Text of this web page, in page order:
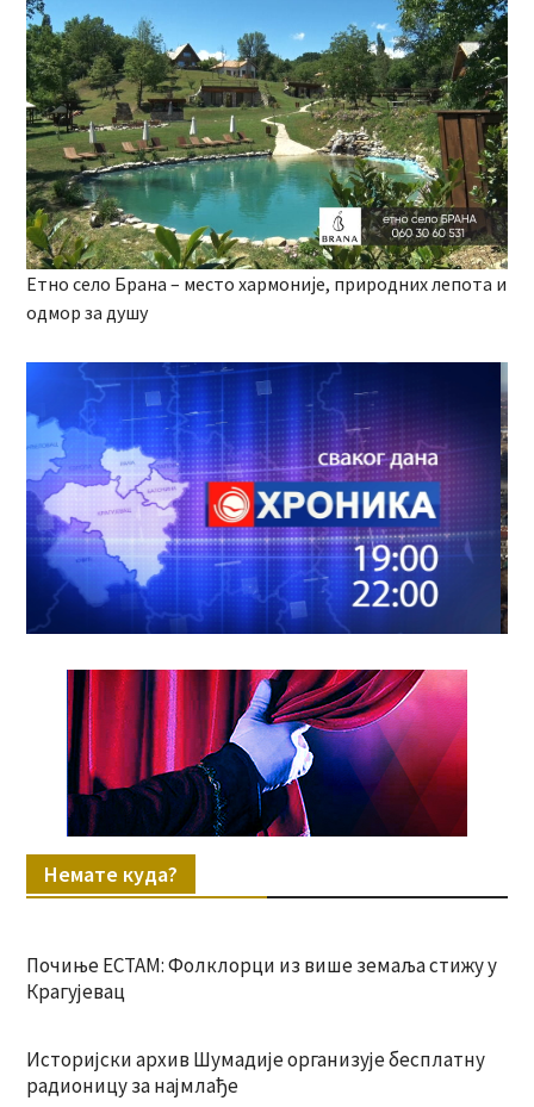
Етно село Брана – место хармоније, природних лепота и
одмор за душу
Немате куда?
Почиње ЕСТАМ: Фолклорци из више земаља стижу у
Крагујевац
Историјски архив Шумадије организује бесплатну
радионицу за најмлађе